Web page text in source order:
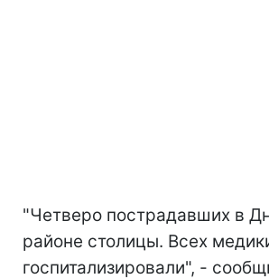
"Четверо пострадавших в
районе столицы. Всех
госпитализировали", -